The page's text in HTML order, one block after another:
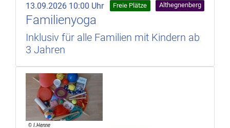
13.09.2026 10:00 Uhr Freie Plätze Althegnenberg
Familienyoga
Inklusiv für alle Familien mit Kindern ab
3 Jahren